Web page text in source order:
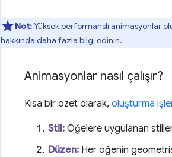
Not:Yüksek performanslı animasyonlar
hakkında daha fazla bilgi edinin.
Animasyonlar nasıl çalışır?
Kısa bir özet olarak, oluşturma
Stil: Öğelere uygulanan
Düzen: Her öğenin